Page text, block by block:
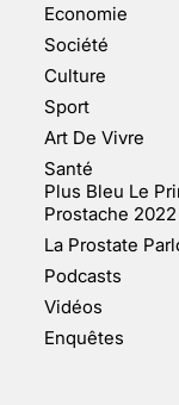
Economie
Société
Culture
Sport
Art De Vivre
Santé
Plus Bleu Le
Prostache 2022
La Prostate
Podcasts
Vidéos
Enquêtes